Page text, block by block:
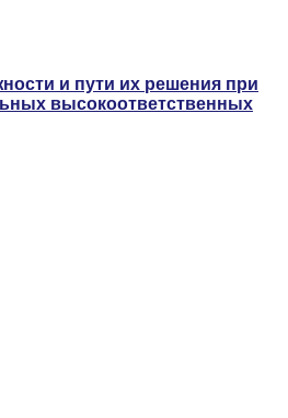
и пути их решения при
высокоответственных